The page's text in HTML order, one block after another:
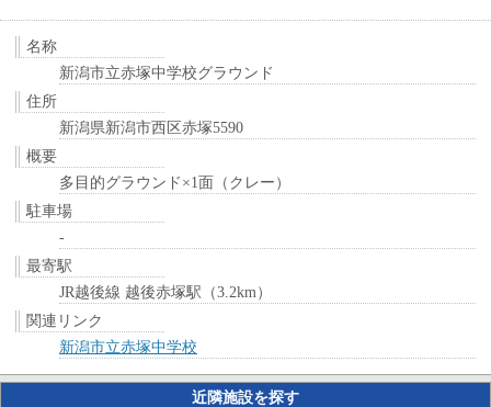
名称
新潟市立赤塚中学校グラウンド
住所
新潟県新潟市西区赤塚5590
概要
多目的グラウンド×1面（クレー）
駐車場
-
最寄駅
JR越後線 越後赤塚駅（3.2km）
関連リンク
新潟市立赤塚中学校
近隣施設を探す